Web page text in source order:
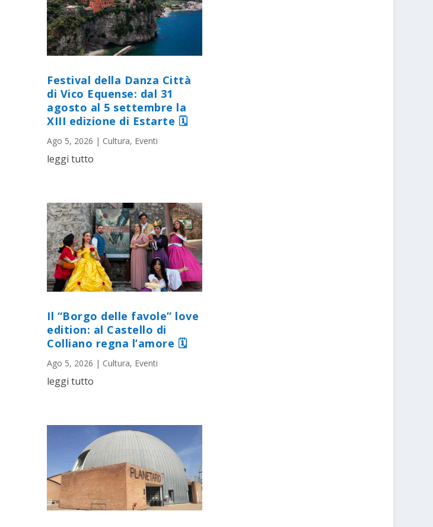
Festival della Danza Città
di Vico Equense: dal 31
agosto al 5 settembre la
XIII edizione di Estarte 🗓
Ago 5, 2026 | Cultura, Eventi
leggi tutto
Il “Borgo delle favole” love
edition: al Castello di
Colliano regna l’amore 🗓
Ago 5, 2026 | Cultura, Eventi
leggi tutto